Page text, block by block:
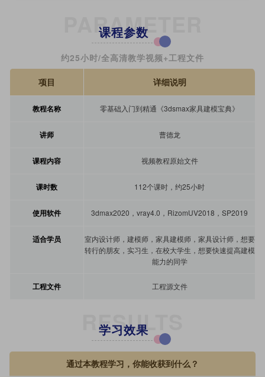
PARAMETER
课程参数
约25小时/全高清教学视频+工程文件
项目 详细说明
教程名称 零基础入门到精通《3dsmax家具建模宝典》
讲师 曹德龙
课程内容 视频教程原始文件
课时数 112个课时，约25小时
使用软件 3dmax2020，vray4.0，RizomUV2018，SP2019
适合学员
室内设计师，建模师，家具建模师，家具设计师，想要
转行的朋友，实习生，在校大学生，想要快速提高建模
能力的同学
工程文件 工程源文件
RESULTS
学习效果
通过本教程学习，你能收获到什么？